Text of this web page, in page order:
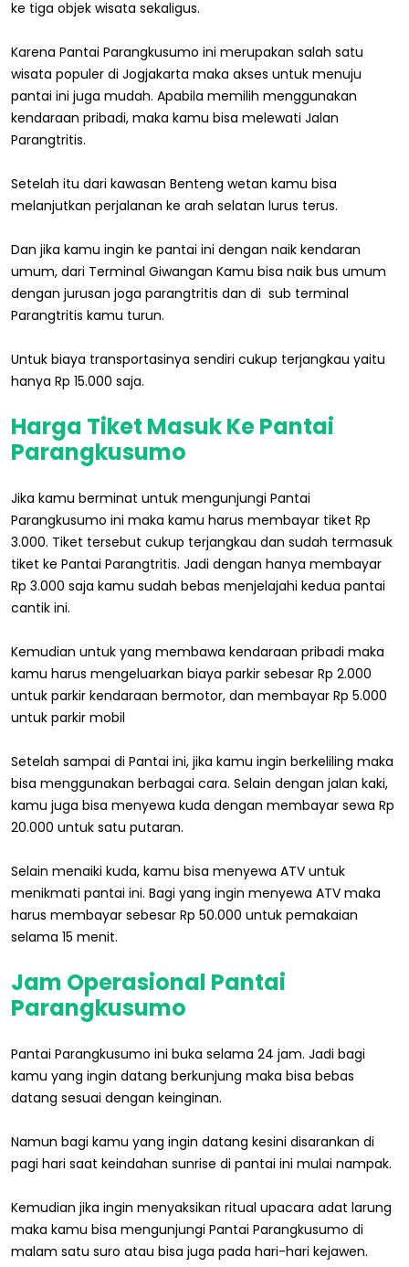
ke tiga objek wisata sekaligus.
Karena Pantai Parangkusumo ini merupakan salah satu
wisata populer di Jogjakarta maka akses untuk menuju
pantai ini juga mudah. Apabila memilih menggunakan
kendaraan pribadi, maka kamu bisa melewati Jalan
Parangtritis.
Setelah itu dari kawasan Benteng wetan kamu bisa
melanjutkan perjalanan ke arah selatan lurus terus.
Dan jika kamu ingin ke pantai ini dengan naik kendaran
umum, dari Terminal Giwangan Kamu bisa naik bus umum
dengan jurusan joga parangtritis dan di sub terminal
Parangtritis kamu turun.
Untuk biaya transportasinya sendiri cukup terjangkau yaitu
hanya Rp 15.000 saja.
Harga Tiket Masuk Ke Pantai
Parangkusumo
Jika kamu berminat untuk mengunjungi Pantai
Parangkusumo ini maka kamu harus membayar tiket Rp
3.000. Tiket tersebut cukup terjangkau dan sudah termasuk
tiket ke Pantai Parangtritis. Jadi dengan hanya membayar
Rp 3.000 saja kamu sudah bebas menjelajahi kedua pantai
cantik ini.
Kemudian untuk yang membawa kendaraan pribadi maka
kamu harus mengeluarkan biaya parkir sebesar Rp 2.000
untuk parkir kendaraan bermotor, dan membayar Rp 5.000
untuk parkir mobil
Setelah sampai di Pantai ini, jika kamu ingin berkeliling maka
bisa menggunakan berbagai cara. Selain dengan jalan kaki,
kamu juga bisa menyewa kuda dengan membayar sewa Rp
20.000 untuk satu putaran.
Selain menaiki kuda, kamu bisa menyewa ATV untuk
menikmati pantai ini. Bagi yang ingin menyewa ATV maka
harus membayar sebesar Rp 50.000 untuk pemakaian
selama 15 menit.
Jam Operasional Pantai
Parangkusumo
Pantai Parangkusumo ini buka selama 24 jam. Jadi bagi
kamu yang ingin datang berkunjung maka bisa bebas
datang sesuai dengan keinginan.
Namun bagi kamu yang ingin datang kesini disarankan di
pagi hari saat keindahan sunrise di pantai ini mulai nampak.
Kemudian jika ingin menyaksikan ritual upacara adat larung
maka kamu bisa mengunjungi Pantai Parangkusumo di
malam satu suro atau bisa juga pada hari-hari kejawen.